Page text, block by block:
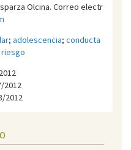
Olcina. Correo electr
; adolescencia; conducta
2012
2012